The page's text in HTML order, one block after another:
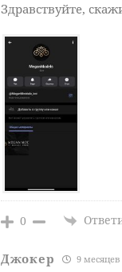
Здравствуйте,
0
Джокер 9 месяцев